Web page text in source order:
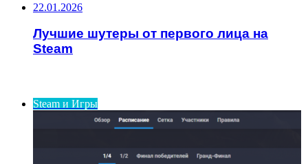
22.01.2026
Лучшие шутеры от первого лица на
Steam
Steam и Игры